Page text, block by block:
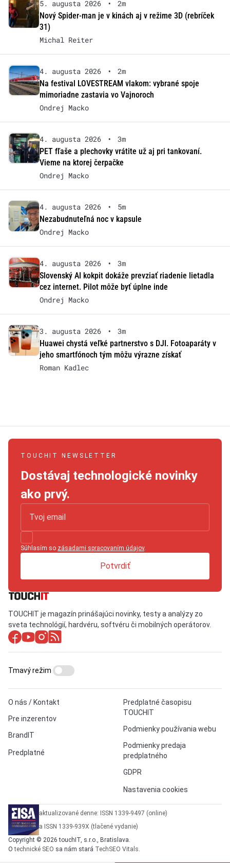
5. augusta 2026 •
2m
Nový Spider-man je v kinách aj v režime 3D (rebríček
31)
Michal Reiter
4. augusta 2026 •
2m
Na festival LOVESTREAM vlakom: vybrané spoje
mimoriadne zastavia vo Vajnoroch
Ondrej Macko
4. augusta 2026 •
3m
PET fľaše a plechovky vrátite už aj pri tankovaní.
Vieme na ktorej čerpačke
Ondrej Macko
4. augusta 2026 •
5m
Nezabudnuteľná noc v kapsule
Ondrej Macko
4. augusta 2026 •
3m
Slovenský AI kokpit dokáže prevziať riadenie lietadla
cez internet. Pilot môže byť úplne inde
Ondrej Macko
3. augusta 2026 •
3m
Huawei chystá veľké partnerstvo s DJI. Fotoaparáty v
jeho smartfónoch tým môžu výrazne získať
Roman Kadlec
TOUCHIT NEWSLETTER
Dostávaj technologické novinky
ako prvý.
Súhlasím so zásadami spracovaním údajov.
Potvrdiť
TOUCHIT je magazín prinášajúci novinky, testy a analýzy zo
sveta technológií, hardvéru, softvéru či mobilných operátorov.
O nás / Kontakt
Pre inzerentov
BrandIT
Predplatné
Predplatné časopisu
TOUCHIT
Podmienky používania webu
Podmienky predaja
predplatného
GDPR
Nastavenia cookies
Tmavý režim
aktualizované denne: ISSN 1339-9497 (online)
a ISSN 1339-939X (tlačené vydanie)
Copyright © 2026 touchIT, s.r.o., Bratislava.
Otechnické SEO sa nám stará TechSEO Vitals.